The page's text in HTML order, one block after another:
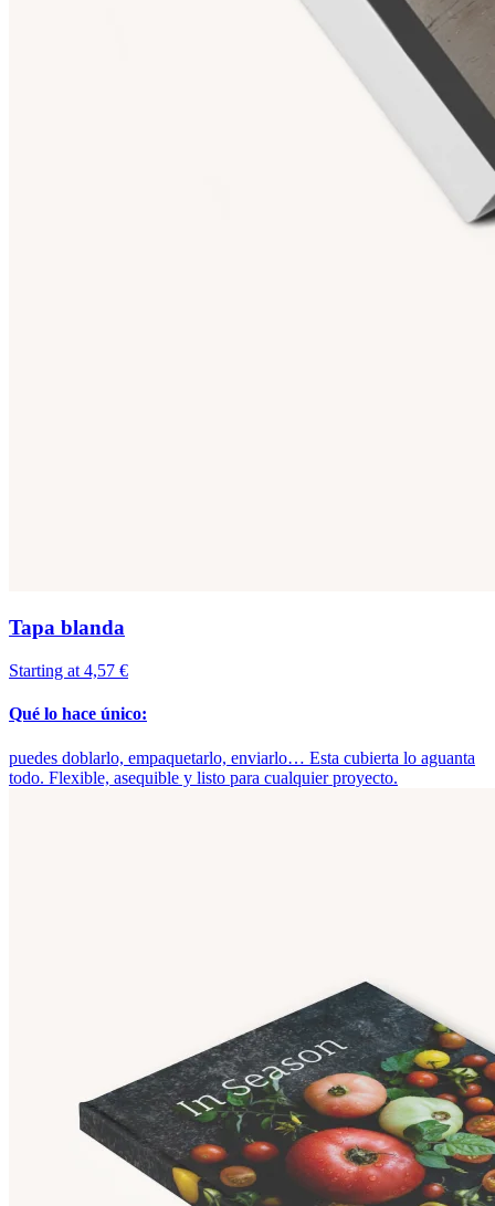
Tapa blanda
Starting at 4,57 €
Qué lo hace único:
puedes doblarlo, empaquetarlo, enviarlo… Esta cubierta lo aguanta
todo. Flexible, asequible y listo para cualquier proyecto.